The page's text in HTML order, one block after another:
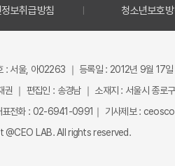
보취급방침 청소년보호
: 서울, 아02263 ｜ 등록일 : 2012년 9월 17
｜ 편집인 : 송경남 ｜ 소재지 : 서울시 종로
표전화 : 02-6941-0991｜ 기사제보 :
@CEO LAB. All rights reserved.